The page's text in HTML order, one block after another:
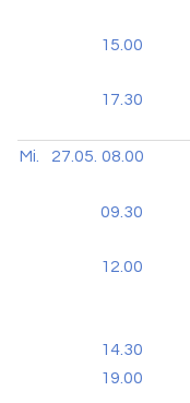
15.00
17.30
Mi.
27.05. 08.00
09.30
12.00
14.30
19.00